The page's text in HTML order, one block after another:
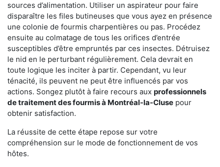
sources d’alimentation. Utiliser un aspirateur pour faire
disparaître les files butineuses que vous ayez en présence
une colonie de fourmis charpentières ou pas. Procédez
ensuite au colmatage de tous les orifices d’entrée
susceptibles d’être empruntés par ces insectes. Détruisez
le nid en le perturbant régulièrement. Cela devrait en
toute logique les inciter à partir. Cependant, vu leur
ténacité, ils peuvent ne peut être influencés par vos
actions. Songez plutôt à faire recours aux professionnels
de traitement des fourmis à Montréal-la-Cluse pour
obtenir satisfaction.
La réussite de cette étape repose sur votre
compréhension sur le mode de fonctionnement de vos
hôtes.